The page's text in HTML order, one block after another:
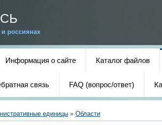
россиянах
Информация о сайте Каталог файлов
связь FAQ (вопрос/ответ)
единицы » Области